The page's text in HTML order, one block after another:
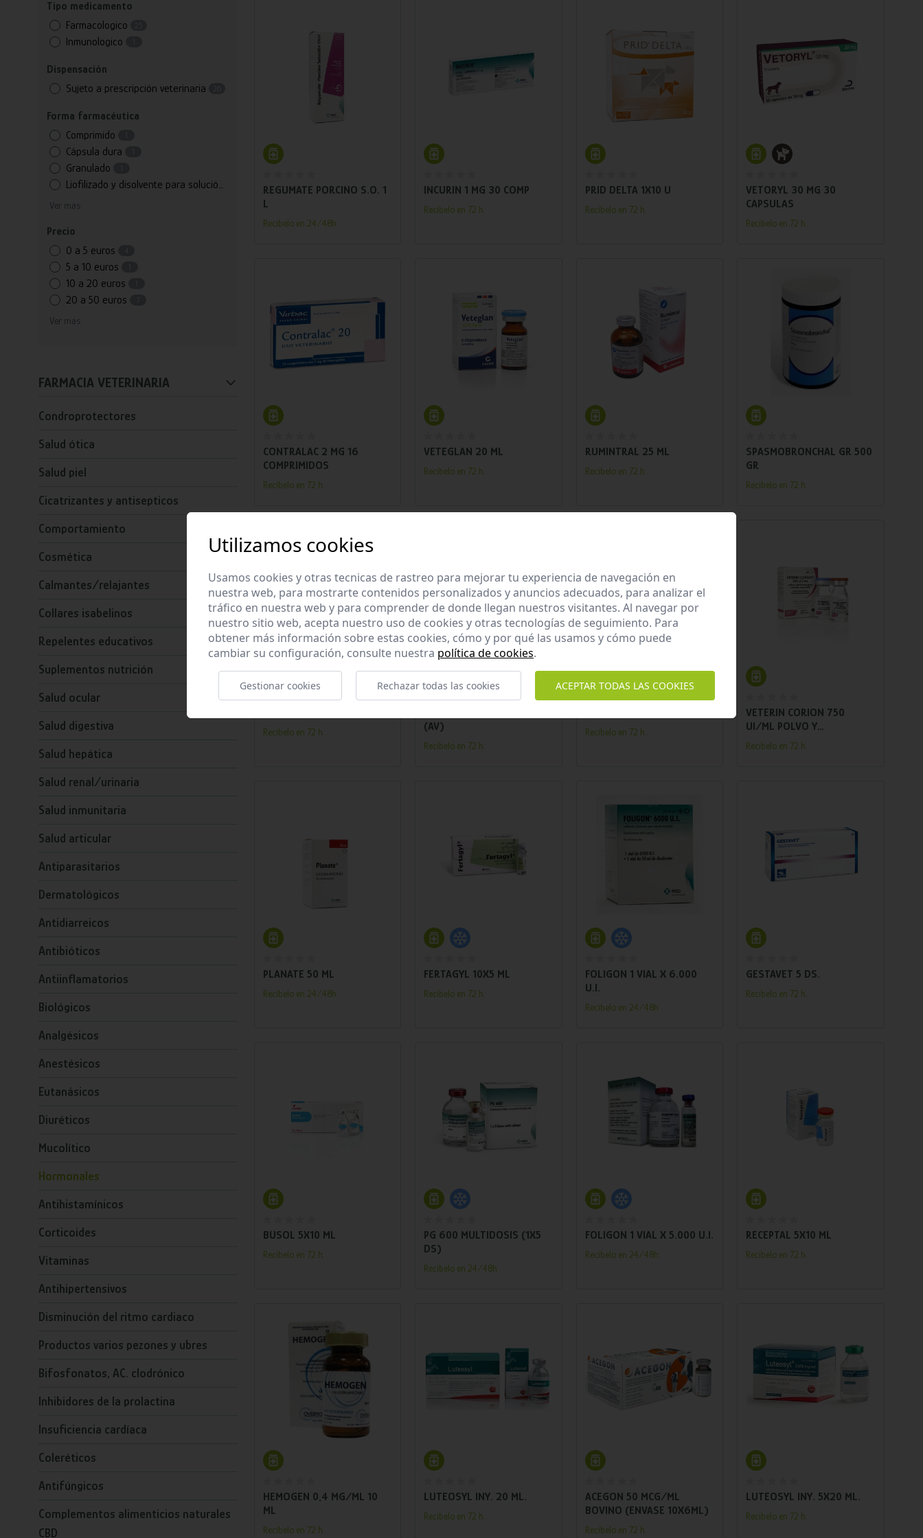
Tipo medicamento
Farmacologico
Inmunologico
Dispensación
Sujeto a prescripción veterinaria
Forma farmacéutica
Comprimido
Cápsula dura
Granulado
Liofilizado y disolvente para solución inyectable
Ver más
Precio
0 a 5 euros
5 a 10 euros
10 a 20 euros
20 a 50 euros
Ver más
FARMACIA VETERINARIA
Condroprotectores
Salud ótica
Salud piel
Cicatrizantes y antisepticos
Comportamiento
Cosmética
Calmantes/relajantes
Collares isabelinos
Repelentes educativos
Suplementos nutrición
Salud ocular
Salud digestiva
Salud hepática
Salud renal/urinaria
Salud inmunitaria
Salud articular
Antiparasitarios
Dermatológicos
Antidiarreicos
Antibióticos
Antiinflamatorios
Biológicos
Analgésicos
Anestésicos
Eutanásicos
Diuréticos
Mucolítico
Hormonales
Antihistamínicos
Corticoides
Vitaminas
Antihipertensivos
Disminución del ritmo cardiaco
Productos varios pezones y ubres
Bifosfonatos, AC. clodrónico
Inhibidores de la prolactina
Insuficiencia cardíaca
Coleréticos
Antifúngicos
Complementos alimenticios naturales
CBD
REGUMATE PORCINO S.O. 1
L
Recíbelo en 24/48h
INCURIN 1 MG 30 COMP
Recíbelo en 72 h.
PRID DELTA 1X10 U
Recíbelo en 72 h.
Añadir al carrito
VETORYL 30 MG 30
CAPSULAS
Recíbelo en 72 h.
CONTRALAC 2 MG 16
COMPRIMIDOS
Recíbelo en 72 h.
VETEGLAN 20 ML
Recíbelo en 72 h.
RUMINTRAL 25 ML
Recíbelo en 72 h.
SPASMOBRONCHAL GR 500
GR
Recíbelo en 72 h.
Añadir al carrito
Recíbelo en 72 h.
Añadir al carrito
(AV)
Recíbelo en 72 h.
Añadir al carrito
Recíbelo en 72 h.
VETERIN CORION 750
UI/ML POLVO Y
DISOLVENTE PARA
Recíbelo en 72 h.
PLANATE 50 ML
Recíbelo en 24/48h
Añadir al carrito
FERTAGYL 10X5 ML
Recíbelo en 72 h.
Añadir al carrito
FOLIGON 1 VIAL X 6.000
U.I.
Recíbelo en 24/48h
GESTAVET 5 DS.
Recíbelo en 72 h.
BUSOL 5X10 ML
Recíbelo en 72 h.
Añadir al carrito
PG 600 MULTIDOSIS (1X5
DS)
Recíbelo en 24/48h
Añadir al carrito
FOLIGON 1 VIAL X 5.000 U.I.
Recíbelo en 24/48h
RECEPTAL 5X10 ML
Recíbelo en 72 h.
HEMOGEN 0,4 MG/ML 10
ML
Recíbelo en 72 h.
LUTEOSYL INY. 20 ML.
Recíbelo en 72 h.
ACEGON 50 MCG/ML
BOVINO (ENVASE 10X6ML)
Recíbelo en 72 h.
LUTEOSYL INY. 5X20 ML.
Recíbelo en 72 h.
Utilizamos cookies
Usamos cookies y otras tecnicas de rastreo para mejorar tu experiencia de navegación en
nuestra web, para mostrarte contenidos personalizados y anuncios adecuados, para analizar el
tráfico en nuestra web y para comprender de donde llegan nuestros visitantes. Al navegar por
nuestro sitio web, acepta nuestro uso de cookies y otras tecnologías de seguimiento. Para
obtener más información sobre estas cookies, cómo y por qué las usamos y cómo puede
cambiar su configuración, consulte nuestra política de cookies.
Gestionar cookies Rechazar todas las cookies ACEPTAR TODAS LAS COOKIES